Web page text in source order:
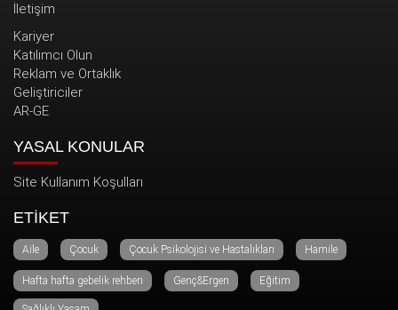
İletişim
Kariyer
Katılımcı Olun
Reklam ve Ortaklık
Geliştiriciler
AR-GE
YASAL KONULAR
Site Kullanım Koşulları
ETİKET
Aile Çocuk Çocuk Psikolojisi ve Hastalıkları Hamile
Hafta hafta gebelik rehberi Genç&Ergen Eğitim